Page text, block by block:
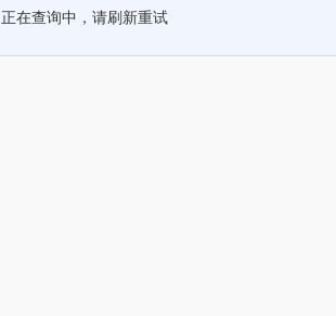
正在查询中，请刷新重试